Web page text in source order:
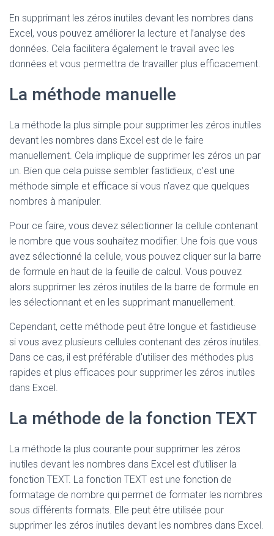
En supprimant les zéros inutiles devant les nombres dans
Excel, vous pouvez améliorer la lecture et l’analyse des
données. Cela facilitera également le travail avec les
données et vous permettra de travailler plus efficacement.
La méthode manuelle
La méthode la plus simple pour supprimer les zéros inutiles
devant les nombres dans Excel est de le faire
manuellement. Cela implique de supprimer les zéros un par
un. Bien que cela puisse sembler fastidieux, c’est une
méthode simple et efficace si vous n’avez que quelques
nombres à manipuler.
Pour ce faire, vous devez sélectionner la cellule contenant
le nombre que vous souhaitez modifier. Une fois que vous
avez sélectionné la cellule, vous pouvez cliquer sur la barre
de formule en haut de la feuille de calcul. Vous pouvez
alors supprimer les zéros inutiles de la barre de formule en
les sélectionnant et en les supprimant manuellement.
Cependant, cette méthode peut être longue et fastidieuse
si vous avez plusieurs cellules contenant des zéros inutiles.
Dans ce cas, il est préférable d’utiliser des méthodes plus
rapides et plus efficaces pour supprimer les zéros inutiles
dans Excel.
La méthode de la fonction TEXT
La méthode la plus courante pour supprimer les zéros
inutiles devant les nombres dans Excel est d’utiliser la
fonction TEXT. La fonction TEXT est une fonction de
formatage de nombre qui permet de formater les nombres
sous différents formats. Elle peut être utilisée pour
supprimer les zéros inutiles devant les nombres dans Excel.